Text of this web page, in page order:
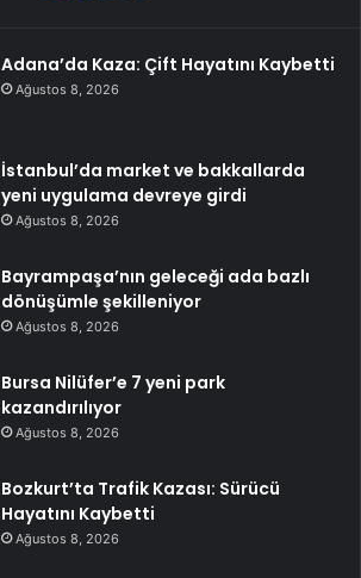
Adana’da Kaza: Çift Hayatını Kaybetti
Ağustos 8, 2026
İstanbul’da market ve bakkallarda
yeni uygulama devreye girdi
Ağustos 8, 2026
Bayrampaşa’nın geleceği ada bazlı
dönüşümle şekilleniyor
Ağustos 8, 2026
Bursa Nilüfer’e 7 yeni park
kazandırılıyor
Ağustos 8, 2026
Bozkurt’ta Trafik Kazası: Sürücü
Hayatını Kaybetti
Ağustos 8, 2026